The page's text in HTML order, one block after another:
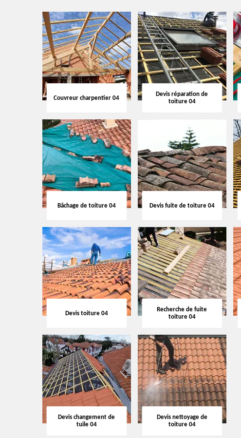
Couvreur charpentier 04
Devis réparation de
toiture 04
Bâchage de toiture 04 Devis fuite de toiture 04
Devis toiture 04
Recherche de fuite
toiture 04
Devis changement de
tuile 04
Devis nettoyage de
toiture 04